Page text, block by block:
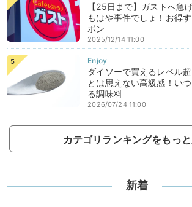
【25日まで】ガストへ急
もはや事件でしょ！お得
ポン
2025/12/14 11:00
ダイソーで買えるレベル
とは思えない高級感！い
る調味料
2026/07/24 11:00
カテゴリランキングをもっ
新着